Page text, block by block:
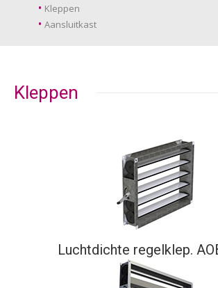
Kleppen
Aansluitkast
Kleppen
Luchtdichte regelklep.